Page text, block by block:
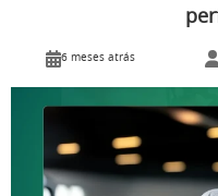
6 meses atrás